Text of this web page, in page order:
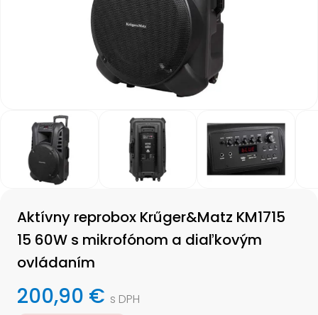
Aktívny reprobox Krűger&Matz KM1715
15 60W s mikrofónom a diaľkovým
ovládaním
200,90 € s DPH